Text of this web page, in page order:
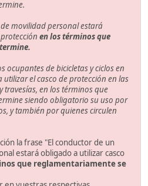
movilidad personal estará
en los términos que
ocupantes de bicicletas y ciclos en
el casco de protección en las
en los términos que
siendo obligatorio su uso por
y también por quienes circulen
la frase "El conductor de un
estará obligado a utilizar casco
que reglamentariamente se